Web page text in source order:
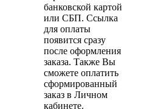
банковской картой
или СБП. Ссылка
для оплаты
появится сразу
после оформления
заказа. Также Вы
сможете оплатить
сформированный
заказ в Личном
кабинете.